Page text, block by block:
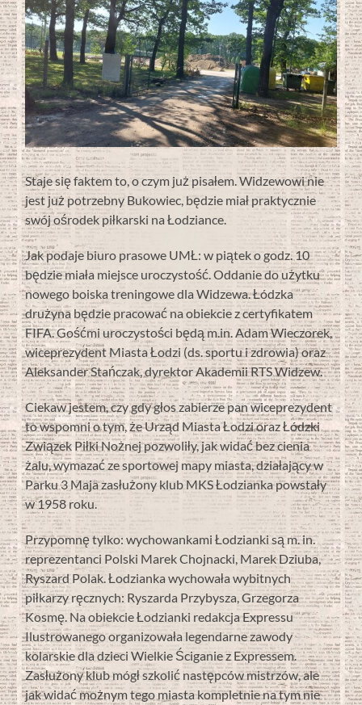
Staje się faktem to, o czym już pisałem. Widzewowi nie
jest już potrzebny Bukowiec, będzie miał praktycznie
swój ośrodek piłkarski na Łodziance.
Jak podaje biuro prasowe UMŁ: w piątek o godz. 10
będzie miała miejsce uroczystość. Oddanie do użytku
nowego boiska treningowe dla Widzewa. Łódzka
drużyna będzie pracować na obiekcie z certyfikatem
FIFA. Gośćmi uroczystości będą m.in. Adam Wieczorek,
wiceprezydent Miasta Łodzi (ds. sportu i zdrowia) oraz
Aleksander Stańczak, dyrektor Akademii RTS Widzew.
Ciekaw jestem, czy gdy głos zabierze pan wiceprezydent
to wspomni o tym, że Urząd Miasta Łodzi oraz Łódzki
Związek Piłki Nożnej pozwoliły, jak widać bez cienia
żalu, wymazać ze sportowej mapy miasta, działający w
Parku 3 Maja zasłużony klub MKS Łodzianka powstały
w 1958 roku.
Przypomnę tylko: wychowankami Łodzianki są m. in.
reprezentanci Polski Marek Chojnacki, Marek Dziuba,
Ryszard Polak. Łodzianka wychowała wybitnych
piłkarzy ręcznych: Ryszarda Przybysza, Grzegorza
Kosmę. Na obiekcie Łodzianki redakcja Expressu
Ilustrowanego organizowała legendarne zawody
kolarskie dla dzieci Wielkie Ściganie z Expressem.
Zasłużony klub mógł szkolić następców mistrzów, ale
jak widać możnym tego miasta kompletnie na tym nie